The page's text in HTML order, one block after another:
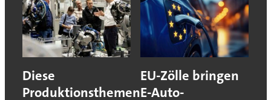
Diese
Produktionsthemen
EU-Zölle bringen
E-Auto-